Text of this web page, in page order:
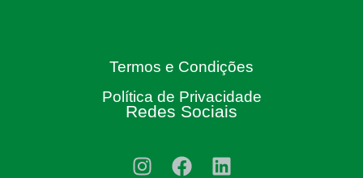
Termos e Condições
Política de Privacidade
Redes Sociais